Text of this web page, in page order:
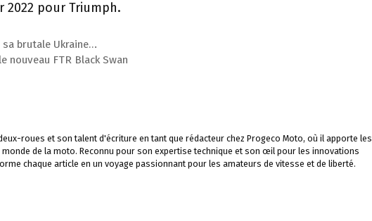
pour Triumph.
brutale Ukraine…
nouveau FTR Black Swan
roues et son talent d'écriture en tant que rédacteur chez Progeco Moto, où il apporte les
de la moto. Reconnu pour son expertise technique et son œil pour les innovations
chaque article en un voyage passionnant pour les amateurs de vitesse et de liberté.